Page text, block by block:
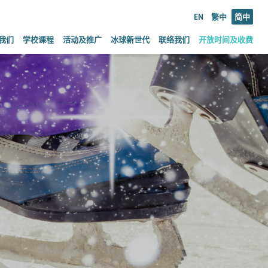
EN 繁中 简中
们 学校课程 活动及推广 冰球新世代 联络我们 开放时间及收费